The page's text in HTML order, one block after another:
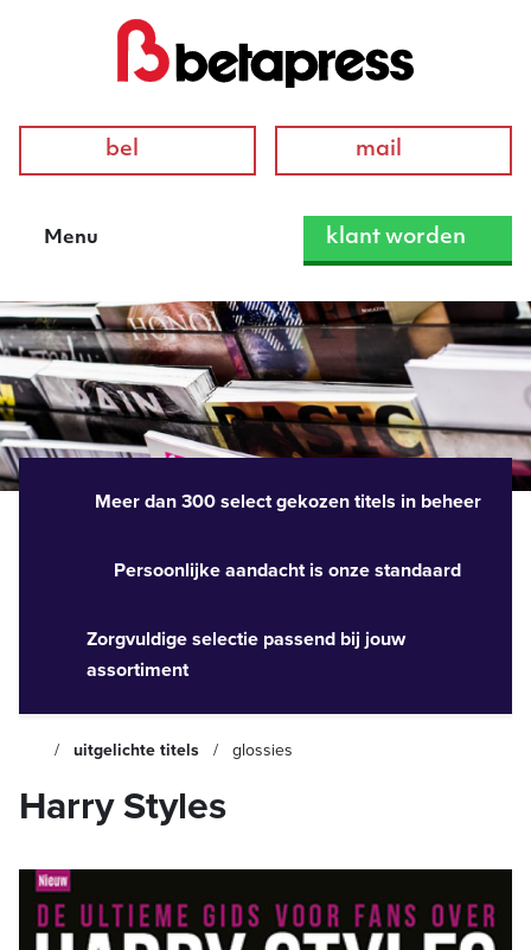
bel mail
Menu klant worden
Meer dan 300 select gekozen titels in beheer
Persoonlijke aandacht is onze standaard
Zorgvuldige selectie passend bij jouw
assortiment
uitgelichte titels glossies
Harry Styles